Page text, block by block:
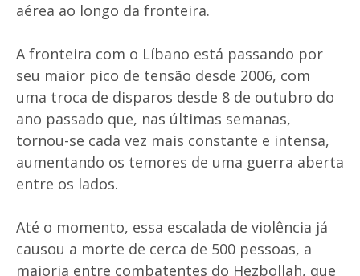
aérea ao longo da fronteira.
A fronteira com o Líbano está passando por
seu maior pico de tensão desde 2006, com
uma troca de disparos desde 8 de outubro do
ano passado que, nas últimas semanas,
tornou-se cada vez mais constante e intensa,
aumentando os temores de uma guerra aberta
entre os lados.
Até o momento, essa escalada de violência já
causou a morte de cerca de 500 pessoas, a
maioria entre combatentes do Hezbollah, que